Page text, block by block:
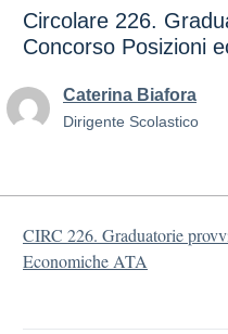
Circolare 226.
Concorso Posizioni
Caterina Biafora
Dirigente Scolastico
CIRC 226. Graduatorie
Economiche ATA